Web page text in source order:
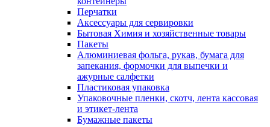
Перчатки
Аксессуары для сервировки
Бытовая Химия и хозяйственные товары
Пакеты
Алюминиевая фольга, рукав, бумага для
запекания, формочки для выпечки и
ажурные салфетки
Пластиковая упаковка
Упаковочные пленки, скотч, лента кассовая
и этикет-лента
Бумажные пакеты